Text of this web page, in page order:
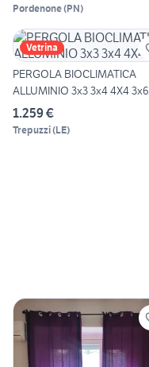
Pordenone(PN)
Vetrina
PERGOLA BIOCLIMATICA
ALLUMINIO 3x3 3x4 4X4 3x6
1.259 €
Trepuzzi(LE)